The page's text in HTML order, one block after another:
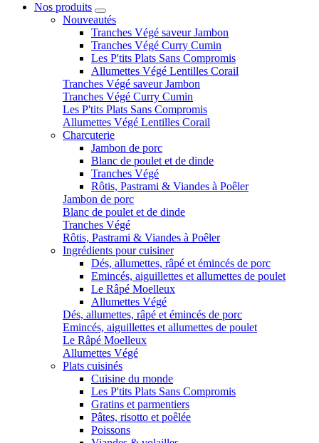
Nos produits
Nouveautés
Tranches Végé saveur Jambon
Tranches Végé Curry Cumin
Les P'tits Plats Sans Compromis
Allumettes Végé Lentilles Corail
Tranches Végé saveur Jambon
Tranches Végé Curry Cumin
Les P'tits Plats Sans Compromis
Allumettes Végé Lentilles Corail
Charcuterie
Jambon de porc
Blanc de poulet et de dinde
Tranches Végé
Rôtis, Pastrami & Viandes à Poêler
Jambon de porc
Blanc de poulet et de dinde
Tranches Végé
Rôtis, Pastrami & Viandes à Poêler
Ingrédients pour cuisiner
Dés, allumettes, râpé et émincés de porc
Emincés, aiguillettes et allumettes de poulet
Le Râpé Moelleux
Allumettes Végé
Dés, allumettes, râpé et émincés de porc
Emincés, aiguillettes et allumettes de poulet
Le Râpé Moelleux
Allumettes Végé
Plats cuisinés
Cuisine du monde
Les P'tits Plats Sans Compromis
Gratins et parmentiers
Pâtes, risotto et poêlée
Poissons